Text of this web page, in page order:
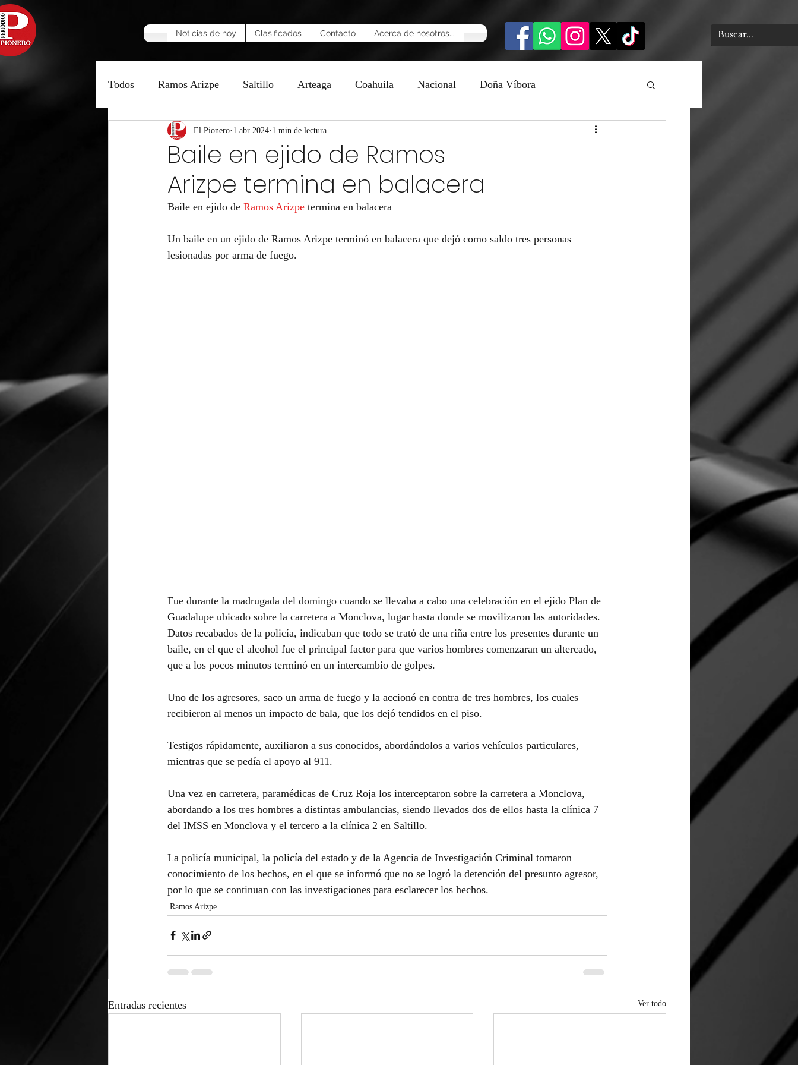
Noticias de hoy Clasificados Contacto Acerca de nosotros...
Todos Ramos Arizpe Saltillo Arteaga Coahuila Nacional Doña Víbora
Manzana Caliente Opinión
Baile en ejido de Ramos
Arizpe termina en balacera
El Pionero 1 abr 2024 1 min de lectura
Baile en ejido de Ramos Arizpe termina en balacera
Un baile en un ejido de Ramos Arizpe terminó en balacera que dejó como saldo tres personas
lesionadas por arma de fuego.
Fue durante la madrugada del domingo cuando se llevaba a cabo una celebración en el ejido Plan de
Guadalupe ubicado sobre la carretera a Monclova, lugar hasta donde se movilizaron las autoridades.
Datos recabados de la policía, indicaban que todo se trató de una riña entre los presentes durante un
baile, en el que el alcohol fue el principal factor para que varios hombres comenzaran un altercado,
que a los pocos minutos terminó en un intercambio de golpes.
Uno de los agresores, saco un arma de fuego y la accionó en contra de tres hombres, los cuales
recibieron al menos un impacto de bala, que los dejó tendidos en el piso.
Testigos rápidamente, auxiliaron a sus conocidos, abordándolos a varios vehículos particulares,
mientras que se pedía el apoyo al 911.
Una vez en carretera, paramédicas de Cruz Roja los interceptaron sobre la carretera a Monclova,
abordando a los tres hombres a distintas ambulancias, siendo llevados dos de ellos hasta la clínica 7
del IMSS en Monclova y el tercero a la clínica 2 en Saltillo.
La policía municipal, la policía del estado y de la Agencia de Investigación Criminal tomaron
conocimiento de los hechos, en el que se informó que no se logró la detención del presunto agresor,
por lo que se continuan con las investigaciones para esclarecer los hechos.
Ramos Arizpe
Entradas recientes Ver todo